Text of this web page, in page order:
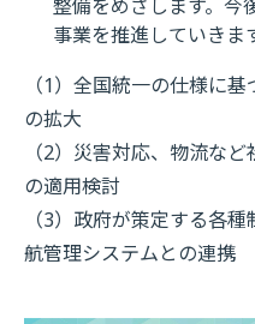
整備をめざします。今
事業を推進していきま
（1）全国統一の仕様に
の拡大
（2）災害対応、物流な
の適用検討
（3）政府が策定する各
航管理システムとの連携